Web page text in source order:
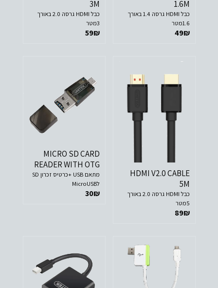
1.6M
כבל HDMI גרסה 1.4 באורך
1.6מטר
49₪
3M
כבל HDMI גרסה 2.0 באורך
3מטר
59₪
HDMI V2.0 CABLE
5M
כבל HDMI גרסה 2.0 באורך
5מטר
89₪
MICRO SD CARD
READER WITH OTG
מתאם USB +כרטיס זכרון SD
לMicroUSB
30₪